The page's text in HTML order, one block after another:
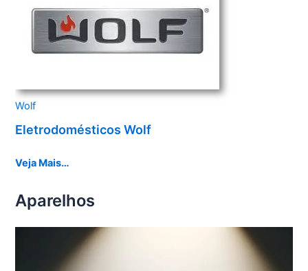
Wolf
Eletrodomésticos Wolf
Veja Mais…
Aparelhos